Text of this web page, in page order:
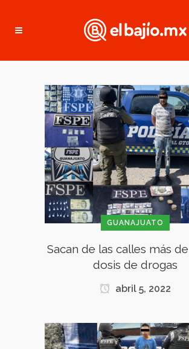
GUANAJUATO
Sacan de las calles más
dosis de drogas
abril 5, 2022